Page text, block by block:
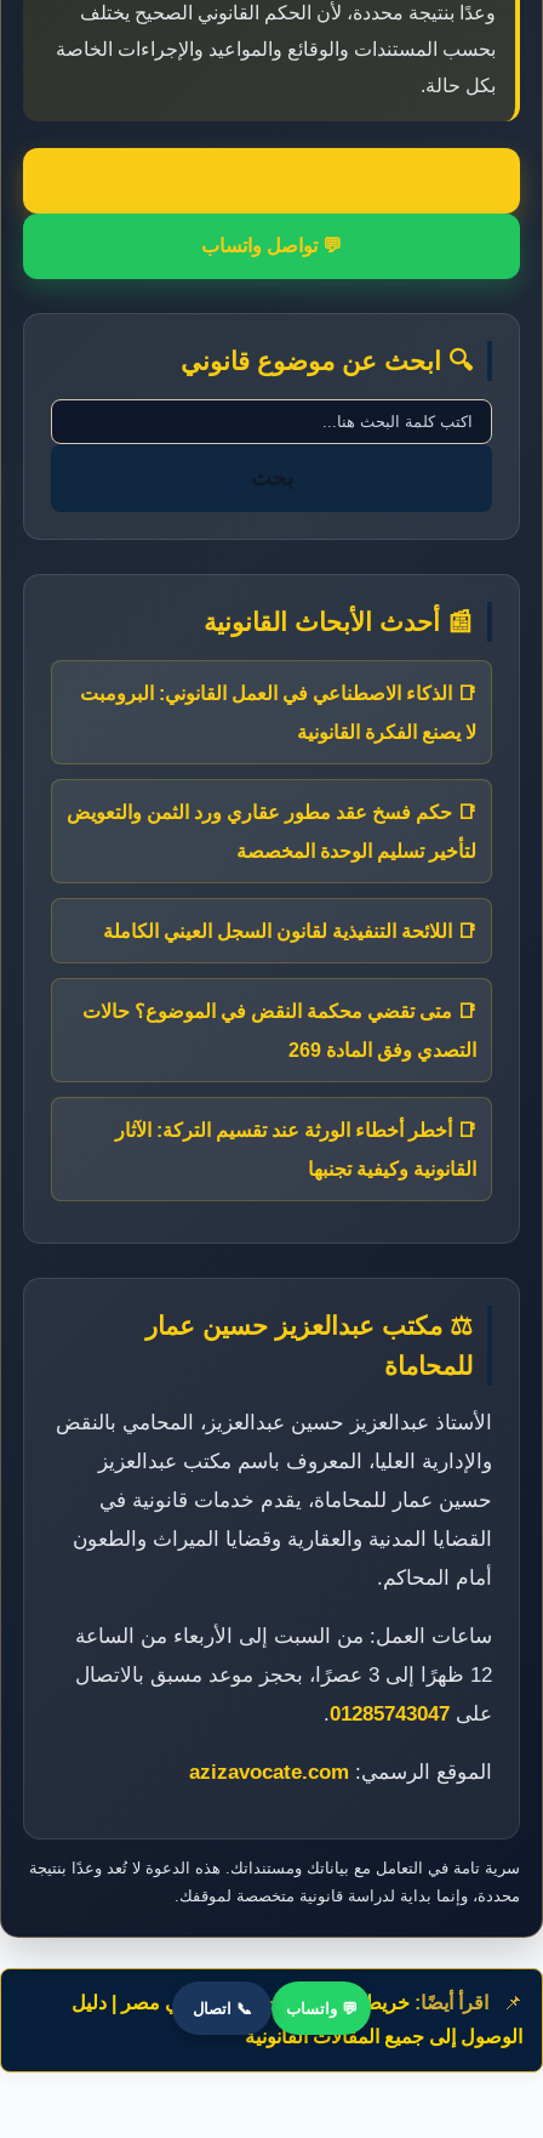
وعدًا بنتيجة محددة، لأن الحكم القانوني الصحيح يختلف
بحسب المستندات والوقائع والمواعيد والإجراءات الخاصة
بكل حالة.
💬 تواصل واتساب
🔍 ابحث عن موضوع قانوني
بحث
📰 أحدث الأبحاث القانونية
📑 الذكاء الاصطناعي في العمل القانوني: البرومبت
لا يصنع الفكرة القانونية
📑 حكم فسخ عقد مطور عقاري ورد الثمن والتعويض
لتأخير تسليم الوحدة المخصصة
📑 اللائحة التنفيذية لقانون السجل العيني الكاملة
📑 متى تقضي محكمة النقض في الموضوع؟ حالات
التصدي وفق المادة 269
📑 أخطر أخطاء الورثة عند تقسيم التركة: الآثار
القانونية وكيفية تجنبها
⚖️ مكتب عبدالعزيز حسين عمار
للمحاماة
الأستاذ عبدالعزيز حسين عبدالعزيز، المحامي بالنقض
والإدارية العليا، المعروف باسم مكتب عبدالعزيز
حسين عمار للمحاماة، يقدم خدمات قانونية في
القضايا المدنية والعقارية وقضايا الميراث والطعون
أمام المحاكم.
ساعات العمل: من السبت إلى الأربعاء من الساعة
12 ظهرًا إلى 3 عصرًا، بحجز موعد مسبق بالاتصال
على 01285743047
.
الموقع الرسمي: azizavocate.com
سرية تامة في التعامل مع بياناتك ومستنداتك. هذه الدعوة لا تُعد وعدًا بنتيجة
محددة، وإنما بداية لدراسة قانونية متخصصة لموقفك.
📌 اقرأ أيضًا: خريطة التخصصات القانونية في مصر | دليل
الوصول إلى جميع المقالات القانونية
💬 واتساب 📞 اتصال